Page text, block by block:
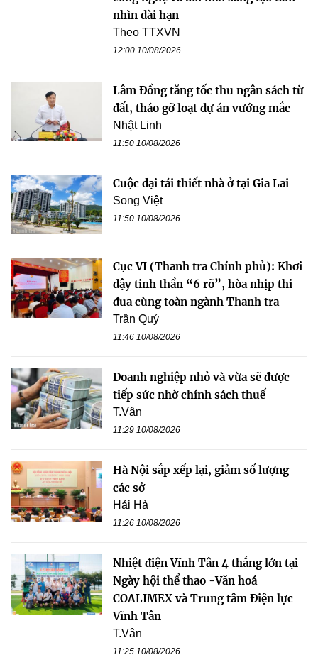
nhìn dài hạn
Theo TTXVN
12:00 10/08/2026
Lâm Đồng tăng tốc thu ngân sách từ
đất, tháo gỡ loạt dự án vướng mắc
Nhật Linh
11:50 10/08/2026
Cuộc đại tái thiết nhà ở tại Gia Lai
Song Việt
11:50 10/08/2026
Cục VI (Thanh tra Chính phủ): Khơi
dậy tinh thần “6 rõ”, hòa nhịp thi
đua cùng toàn ngành Thanh tra
Trần Quý
11:46 10/08/2026
Doanh nghiệp nhỏ và vừa sẽ được
tiếp sức nhờ chính sách thuế
T.Vân
11:29 10/08/2026
Hà Nội sắp xếp lại, giảm số lượng
các sở
Hải Hà
11:26 10/08/2026
Nhiệt điện Vĩnh Tân 4 thắng lớn tại
Ngày hội thể thao -Văn hoá
COALIMEX và Trung tâm Điện lực
Vĩnh Tân
T.Vân
11:25 10/08/2026